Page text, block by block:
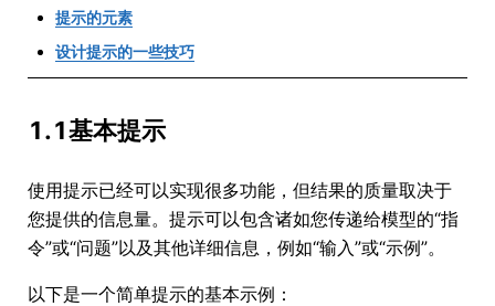
提示的元素
设计提示的一些技巧
1.1基本提示
使用提示已经可以实现很多功能，但结果的质量取决于
您提供的信息量。提示可以包含诸如您传递给模型的“指
令”或“问题”以及其他详细信息，例如“输入”或“示例”。
以下是一个简单提示的基本示例：